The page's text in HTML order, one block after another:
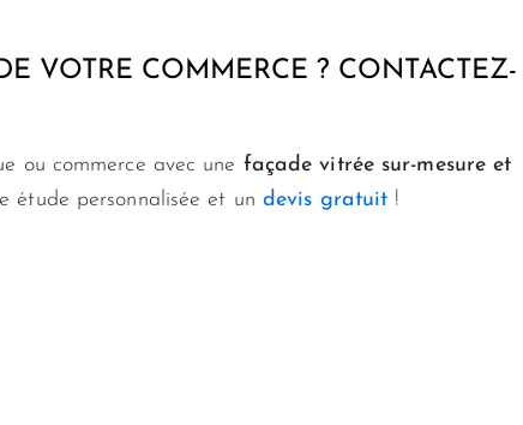
VOTRE COMMERCE ? CONTACTEZ-
ou commerce avec une façade vitrée sur-mesure et
étude personnalisée et un devis gratuit !